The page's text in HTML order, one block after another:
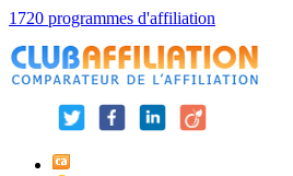
1720 programmes d'affiliation